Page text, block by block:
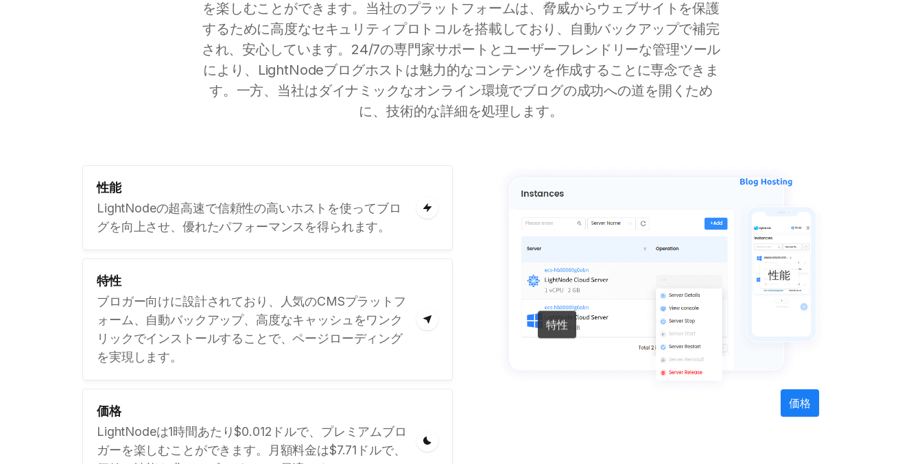
を楽しむことができます。当社のプラットフォームは、脅威からウェブサイトを保護
するために高度なセキュリティプロトコルを搭載しており、自動バックアップで補完
され、安心しています。24/7の専門家サポートとユーザーフレンドリーな管理ツール
により、LightNodeブログホストは魅力的なコンテンツを作成することに専念できま
す。一方、当社はダイナミックなオンライン環境でブログの成功への道を開くため
に、技術的な詳細を処理します。
性能
LightNodeの超高速で信頼性の高いホストを使ってブロ
グを向上させ、優れたパフォーマンスを得られます。
特性
ブロガー向けに設計されており、人気のCMSプラットフ
ォーム、自動バックアップ、高度なキャッシュをワンク
リックでインストールすることで、ページローディング
を実現します。
価格
LightNodeは1時間あたり$0.012ドルで、プレミアムブロ
ガーを楽しむことができます。月額料金は$7.71ドルで、
性能
特性
価格